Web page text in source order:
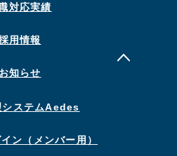
対応実績
用情報
お知らせ
システムAedes
ン（メンバー用）